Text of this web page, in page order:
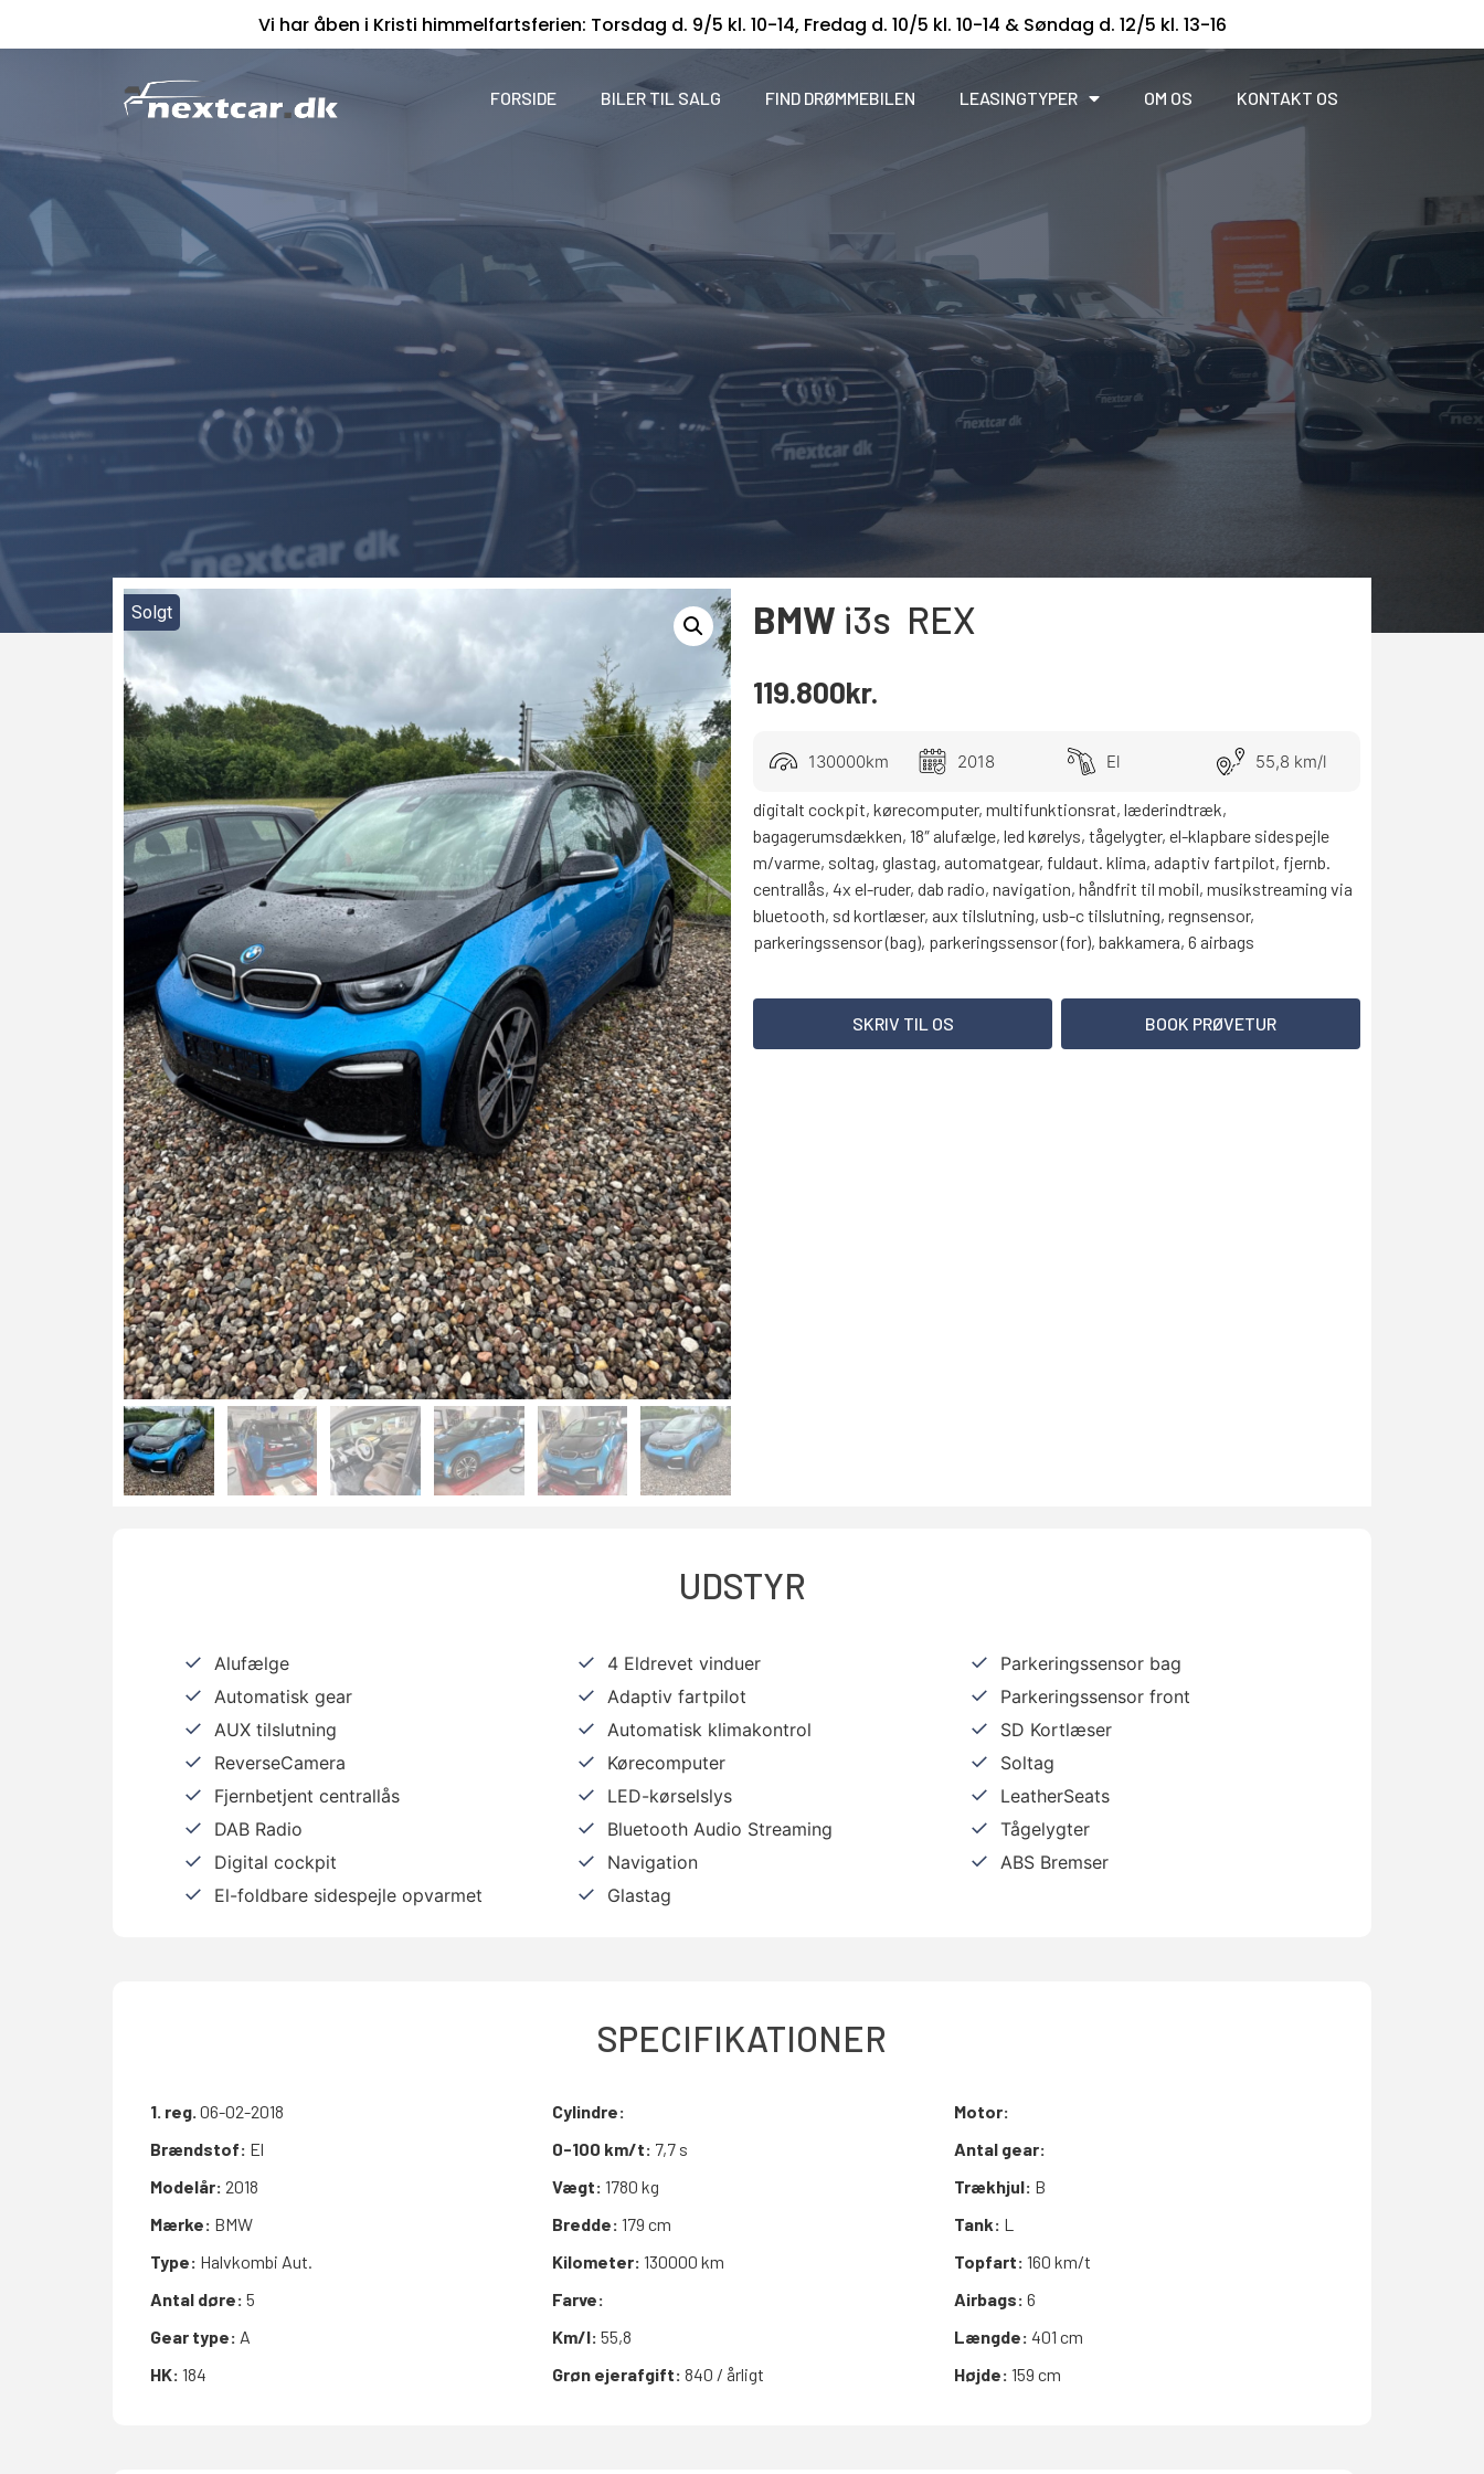
Vi har åben i Kristi himmelfartsferien: Torsdag d. 9/5 kl. 10-14, Fredag d. 10/5 kl. 10-14 & Søndag d. 12/5 kl. 13-16
FORSIDE BILER TIL SALG FIND DRØMMEBILEN LEASINGTYPER OM OS KONTAKT OS
Solgt BMW i3s REX
119.800kr.
130000km 2018 El 55,8 km/l
digitalt cockpit, kørecomputer, multifunktionsrat, læderindtræk,
bagagerumsdækken, 18″ alufælge, led kørelys, tågelygter, el-klapbare sidespejle
m/varme, soltag, glastag, automatgear, fuldaut. klima, adaptiv fartpilot, fjernb.
centrallås, 4x el-ruder, dab radio, navigation, håndfrit til mobil, musikstreaming via
bluetooth, sd kortlæser, aux tilslutning, usb-c tilslutning, regnsensor,
parkeringssensor (bag), parkeringssensor (for), bakkamera, 6 airbags
SKRIV TIL OS BOOK PRØVETUR
UDSTYR
Alufælge
Automatisk gear
AUX tilslutning
ReverseCamera
Fjernbetjent centrallås
DAB Radio
Digital cockpit
El-foldbare sidespejle opvarmet
4 Eldrevet vinduer
Adaptiv fartpilot
Automatisk klimakontrol
Kørecomputer
LED-kørselslys
Bluetooth Audio Streaming
Navigation
Glastag
Parkeringssensor bag
Parkeringssensor front
SD Kortlæser
Soltag
LeatherSeats
Tågelygter
ABS Bremser
SPECIFIKATIONER
1. reg. 06-02-2018
Brændstof: El
Modelår: 2018
Mærke: BMW
Type: Halvkombi Aut.
Antal døre: 5
Gear type: A
HK: 184
Cylindre:
0-100 km/t: 7,7 s
Vægt: 1780 kg
Bredde: 179 cm
Kilometer: 130000 km
Farve:
Km/l: 55,8
Grøn ejerafgift: 840 / årligt
Motor:
Antal gear:
Trækhjul: B
Tank: L
Topfart: 160 km/t
Airbags: 6
Længde: 401 cm
Højde: 159 cm